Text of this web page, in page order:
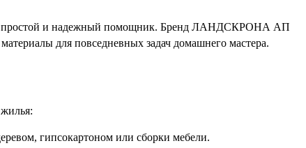
простой и надежный помощник. Бренд ЛАНДСКРОНА АП
для повседневных задач домашнего мастера.
гипсокартоном или сборки мебели.